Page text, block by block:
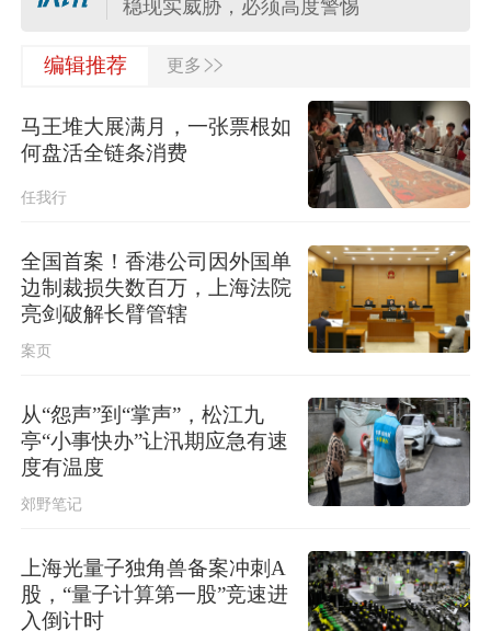
稳现实威胁，必须高度警惕
外交部：日方应正视国际社会关切，
“白海豚”登陆地点更新！中央气象台升
级台风预警
台风“白海豚”影响我国已成定局 即将
进入48小时台风警戒线
外交部：日本“再军事化”已成地区和平
稳现实威胁，必须高度警惕
编辑推荐 更多 >>
马王堆大展满月，一张票根如
何盘活全链条消费
任我行
全国首案！香港公司因外国单
边制裁损失数百万，上海法院
亮剑破解长臂管辖
案页
从“怨声”到“掌声”，松江九
亭“小事快办”让汛期应急有速
度有温度
郊野笔记
上海光量子独角兽备案冲刺A
股，“量子计算第一股”竞速进
入倒计时